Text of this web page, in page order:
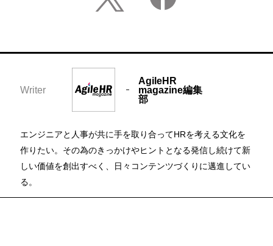
Writer
AgileHR
magazine編集
部
エンジニアと人事が共に手を取り合ってHRを考える文化を
作りたい。その為のきっかけやヒントとなる発信し続けて新
しい価値を創出すべく、日々コンテンツづくりに邁進してい
る。